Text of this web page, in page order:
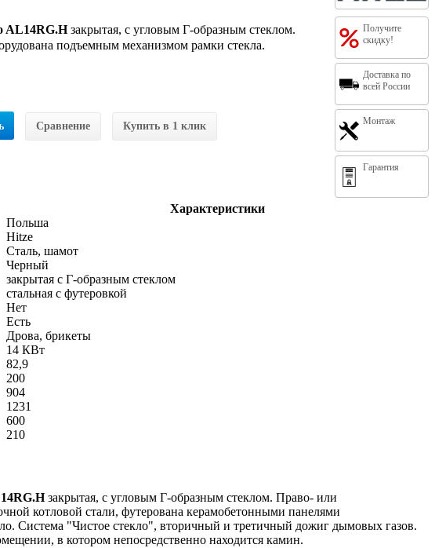
Получите
скидку!
Доставка по
всей России
Монтаж
Гарантия
AL14RG.Hзакрытая, с угловым Г-образным стеклом.
подъемным механизмом рамки стекла.
Сравнение Купить в 1 клик
Характеристики
Польша
Hitze
Сталь, шамот
Черный
закрытая с Г-образным стеклом
стальная с футеровкой
Нет
Есть
Дрова, брикеты
14 КВт
82,9
200
904
1231
600
210
закрытая, с угловым Г-образным стеклом. Право- или
котловой стали, футерована керамобетонными панелями
Система "Чистое стекло", вторичный и третичный дожиг дымовых газов.
в котором непосредственно находится камин.